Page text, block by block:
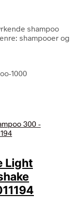
shampoo
shampooer og
1000
Light